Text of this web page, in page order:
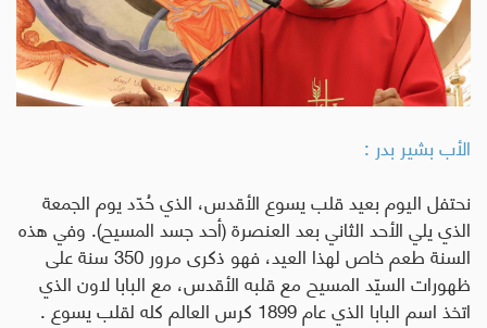
الأب بشير بدر :
نحتفل اليوم بعيد قلب يسوع الأقدس، الذي حُدّد يوم الجمعة
الذي يلي الأحد الثاني بعد العنصرة (أحد جسد المسيح). وفي هذه
السنة طعم خاص لهذا العيد، فهو ذكرى مرور 350 سنة على
ظهورات السيّد المسيح مع قلبه الأقدس، مع البابا لاون الذي
اتخذ اسم البابا الذي عام 1899 كرس العالم كله لقلب يسوع .